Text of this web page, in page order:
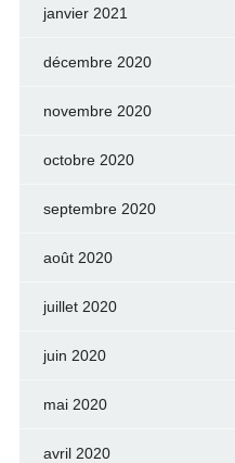
janvier 2021
décembre 2020
novembre 2020
octobre 2020
septembre 2020
août 2020
juillet 2020
juin 2020
mai 2020
avril 2020